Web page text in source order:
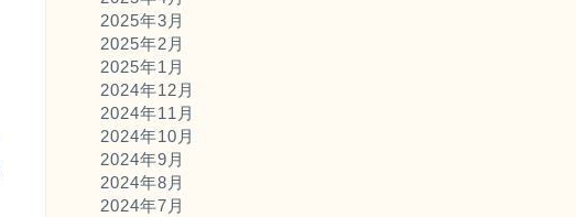
2025年3月
2025年2月
2025年1月
2024年12月
2024年11月
2024年10月
2024年9月
2024年8月
2024年7月